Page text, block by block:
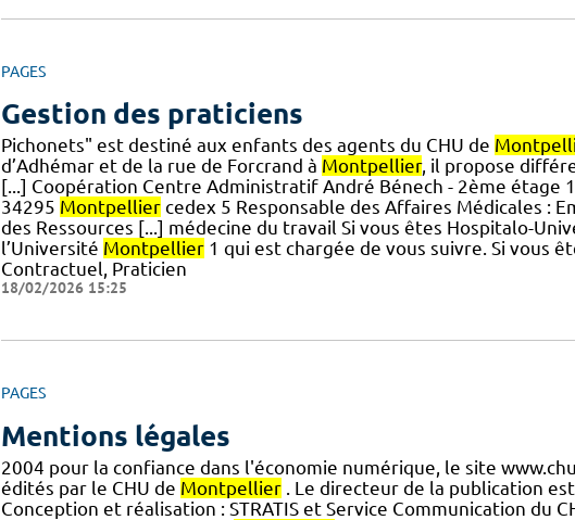
PAGES
Gestion des praticiens
Pichonets" est destiné aux enfants des agents du CHU de
d’Adhémar et de la rue de Forcrand à Montpellier, il propose
[...] Coopération Centre Administratif André Bénech - 2ème étage
34295 Montpelliercedex 5 Responsable des Affaires Médicales :
des Ressources [...] médecine du travail Si vous êtes Hospitalo-
l’Université Montpellier1 qui est chargée de vous suivre. Si vous
Contractuel, Praticien
18/02/2026 15:25
PAGES
Mentions légales
2004 pour la confiance dans l'économie numérique, le site
édités par le CHU de Montpellier. Le directeur de la publication
Conception et réalisation : STRATIS et Service Communication du